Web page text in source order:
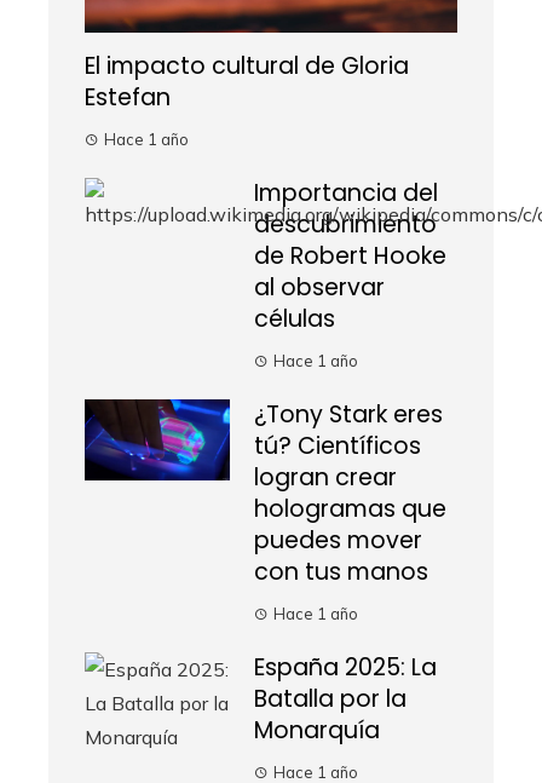
El impacto cultural de Gloria
Estefan
Hace 1 año
Importancia del
descubrimiento
de Robert Hooke
al observar
células
Hace 1 año
¿Tony Stark eres
tú? Científicos
logran crear
hologramas que
puedes mover
con tus manos
Hace 1 año
España 2025: La
Batalla por la
Monarquía
Hace 1 año